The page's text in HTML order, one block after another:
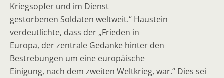
Kriegsopfer und im Dienst
gestorbenen Soldaten weltweit.“ Haustein
verdeutlichte, dass der „Frieden in
Europa, der zentrale Gedanke hinter den
Bestrebungen um eine europäische
Einigung, nach dem zweiten Weltkrieg, war.“ Dies sei